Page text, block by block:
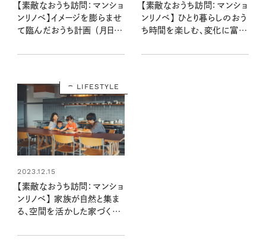
【素敵なおうち訪問：マンショ
ンリノベ】イメージを膨らませ
て臨んだおうち計画 （月日さ
【素敵なおうち訪問：マンショ
ンリノベ】 ひとり暮らしのおう
ち時間を楽しむ、変化に富ん
編）
LIFESTYLE
2023.12.15
【素敵なおうち訪問：マンショ
ンリノベ】 家族が自然と集ま
る、空間を活かした家づくり